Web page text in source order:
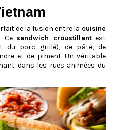
de la fusion entre la cuisine
Ce sandwich croustillantest
du porc grillé), de pâté, de
et de piment. Un véritable
dans les rues animées du